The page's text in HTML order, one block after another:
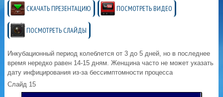
СКАЧАТЬ ПРЕЗЕНТАЦИЮ ПОСМОТРЕТЬ ВИДЕО
ПОСМОТРЕТЬ СЛАЙДЫ
Инкубационный период колеблется от 3 до 5 дней, но в последнее
время нередко равен 14-15 дням. Женщина часто не может указать
дату инфицирования из-за бессимптомности процесса
Слайд 15